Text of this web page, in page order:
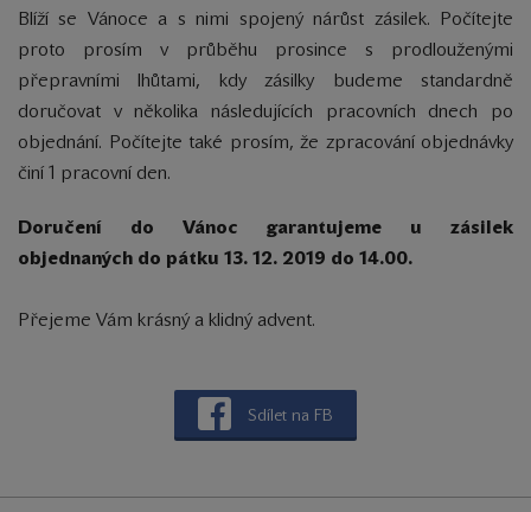
Blíží se Vánoce a s nimi spojený nárůst zásilek. Počítejte
proto prosím v průběhu prosince s prodlouženými
přepravními lhůtami, kdy zásilky budeme standardně
doručovat v několika následujících pracovních dnech po
objednání. Počítejte také prosím, že zpracování objednávky
činí 1 pracovní den.
Doručení do Vánoc garantujeme u zásilek
objednaných do pátku 13. 12. 2019 do 14.00.
Přejeme Vám krásný a klidný advent.
Sdílet na FB